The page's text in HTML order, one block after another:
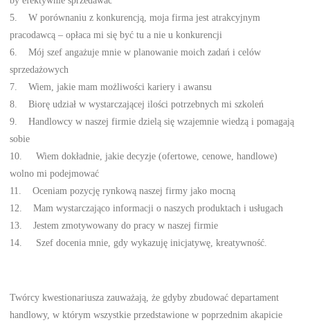
5. W porównaniu z konkurencją, moja firma jest atrakcyjnym
pracodawcą – opłaca mi się być tu a nie u konkurencji
6. Mój szef angażuje mnie w planowanie moich zadań i celów
sprzedażowych
7. Wiem, jakie mam możliwości kariery i awansu
8. Biorę udział w wystarczającej ilości potrzebnych mi szkoleń
9. Handlowcy w naszej firmie dzielą się wzajemnie wiedzą i pomagają
sobie
10. Wiem dokładnie, jakie decyzje (ofertowe, cenowe, handlowe)
wolno mi podejmować
11. Oceniam pozycję rynkową naszej firmy jako mocną
12. Mam wystarczająco informacji o naszych produktach i usługach
13. Jestem zmotywowany do pracy w naszej firmie
14. Szef docenia mnie, gdy wykazuję inicjatywę, kreatywność.
Twórcy kwestionariusza zauważają, że gdyby zbudować departament
handlowy, w którym wszystkie przedstawione w poprzednim akapicie